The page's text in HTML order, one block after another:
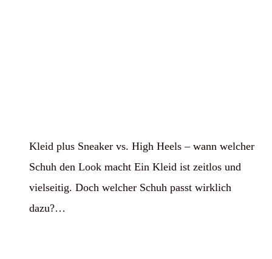
Kleid plus Sneaker vs. High Heels – wann welcher
Schuh den Look macht Ein Kleid ist zeitlos und
vielseitig. Doch welcher Schuh passt wirklich
dazu?…